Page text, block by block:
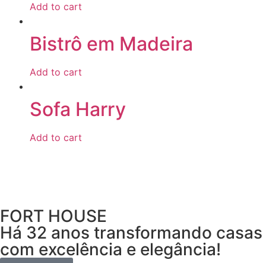
Add to cart
Bistrô em Madeira
Add to cart
Sofa Harry
Add to cart
FORT HOUSE
Há 32 anos transformando casas
com excelência e elegância!